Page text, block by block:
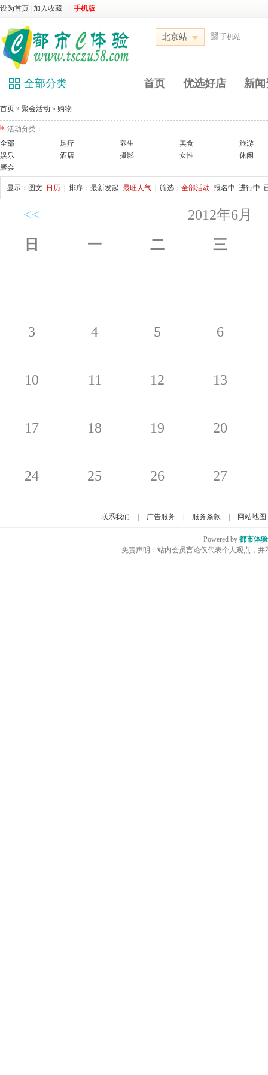
设为首页 加入收藏 手机版
北京站 手机站
全部分类 首页 优选好店 新闻
首页 » 聚会活动 » 购物
活动分类：
全部
足疗 养生 美食
旅游
娱乐
酒店 摄影 女性
休闲
聚会
显示： 图文 日历 | 排序： 最新发起 最旺人气 | 筛选： 全部活动 报名中 进行中
<<
2012年6月
日
一 二 三
3 4 5 6
10 11 12 13
17 18 19 20
24 25 26 27
联系我们 广告服务 服务条款 网站地图
Powered by 都市体
免责声明：站内会员言论仅代表个人观点，